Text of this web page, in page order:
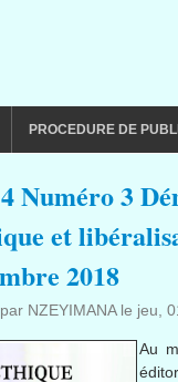
PROCEDURE DE
Numéro 3
et
2018
NZEYIMANAle jeu,
Au